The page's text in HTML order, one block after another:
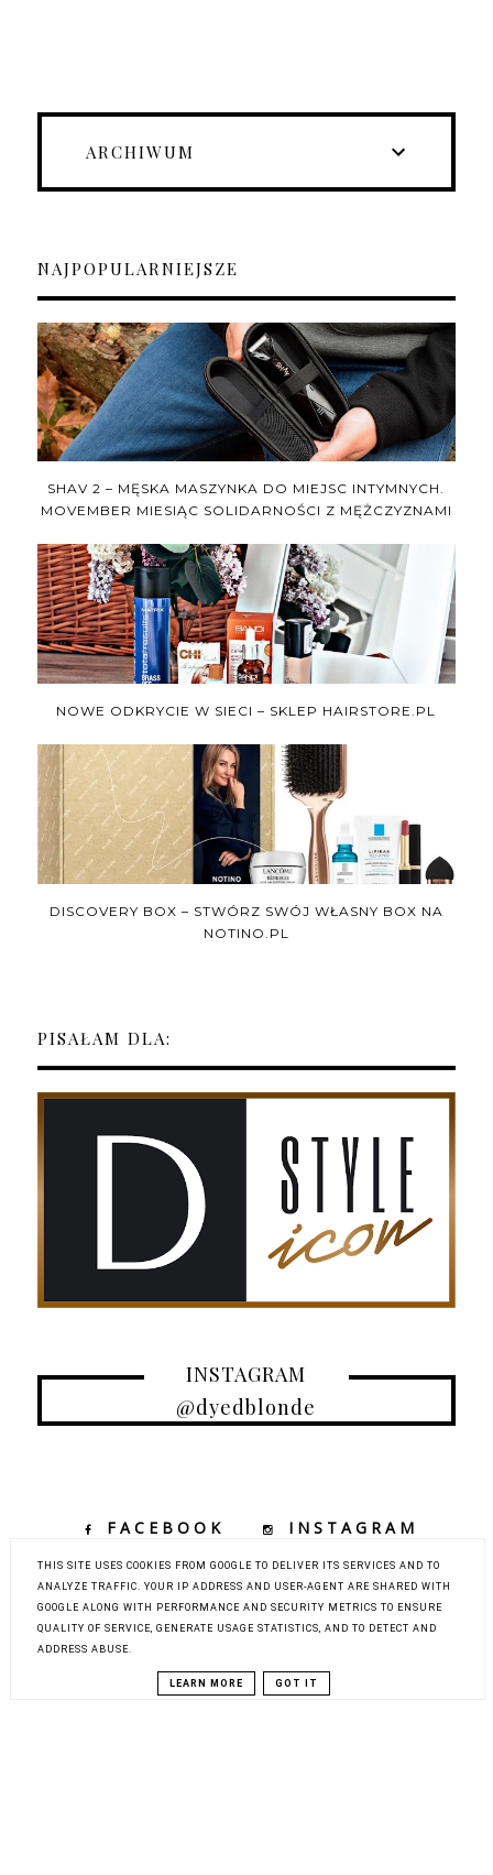
ARCHIWUM
NAJPOPULARNIEJSZE
SHAV 2 – MĘSKA MASZYNKA DO MIEJSC INTYMNYCH.
MOVEMBER MIESIĄC SOLIDARNOŚCI Z MĘŻCZYZNAMI
NOWE ODKRYCIE W SIECI – SKLEP HAIRSTORE.PL
DISCOVERY BOX – STWÓRZ SWÓJ WŁASNY BOX NA
NOTINO.PL
PISAŁAM DLA:
INSTAGRAM
@dyedblonde
FACEBOOK
INSTAGRAM
TIKTOK
YOUTUBE
COPYRIGHT ©
ELEMENTAMI MODY, URODY I PODRÓŻY
THIS SITE USES COOKIES FROM GOOGLE TO DELIVER ITS SERVICES AND TO
ANALYZE TRAFFIC. YOUR IP ADDRESS AND USER-AGENT ARE SHARED WITH
GOOGLE ALONG WITH PERFORMANCE AND SECURITY METRICS TO ENSURE
QUALITY OF SERVICE, GENERATE USAGE STATISTICS, AND TO DETECT AND
ADDRESS ABUSE.
LEARN MORE GOT IT